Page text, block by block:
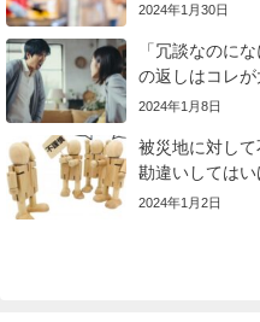
2024年1月30日
「冗談なのに
の返しはコレが
2024年1月8日
被災地に対し
勘違いしてはい
2024年1月2日